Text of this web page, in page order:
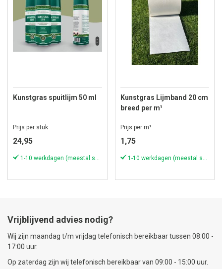
Kunstgras spuitlijm 50 ml
Prijs per stuk
24,95
1-10 werkdagen (meestal sneller)
Kunstgras Lijmband 20 cm
breed per m¹
Prijs per m¹
1,75
1-10 werkdagen (meestal sneller)
Vrijblijvend advies nodig?
Wij zijn maandag t/m vrijdag telefonisch bereikbaar tussen 08:00 -
17:00 uur.
Op zaterdag zijn wij telefonisch bereikbaar van 09:00 - 15:00 uur.